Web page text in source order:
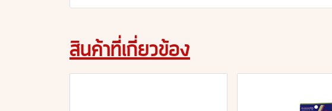
สินค้าที่เกี่ยวข้อง